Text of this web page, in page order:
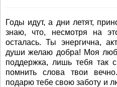
Годы идут, а дни летят,
знаю, что, несмотря на
осталась. Ты энергична,
души желаю добра! Моя
поддержка, лишь тебя
помнить слова твои
подарю тебе свою заботу и